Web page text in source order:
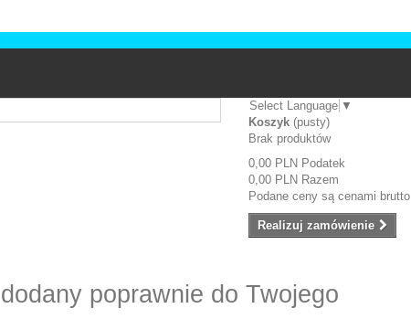
Select Language ▼
Koszyk (pusty)
Brak produktów
0,00 PLN Podatek
0,00 PLN Razem
Podane ceny są cenami brutto
Realizuj zamówienie
poprawnie do Twojego